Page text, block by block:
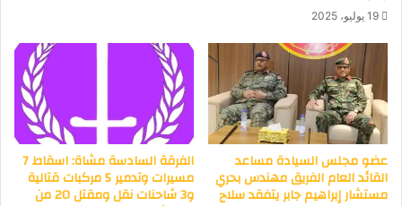
19 يوليو، 2025
عضو مجلس السيادة مساعد
القائد العام الفريق مهندس بحري
مستشار إبراهيم جابر يتفقد سلاح
الفرقة السادسة مشاة: اسقاط 7
مسيرات وتدمير 5 مركبات قتالية
و3 شاحنات نقل ومقتل 20 من